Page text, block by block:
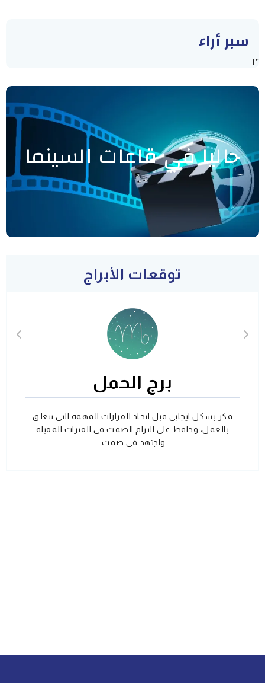
سبر أراء
"]
حاليا في قاعات السينما
توقعات الأبراج
برج الحمل
فكر بشكل ايجابي قبل اتخاذ القرارات المهمة التي تتعلق
بالعمل، وحافظ على التزام الصمت في الفترات المقبلة
واجتهد في صمت.